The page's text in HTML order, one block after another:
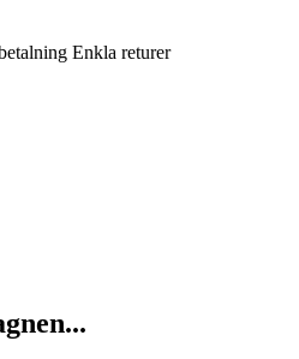
Enkla returer